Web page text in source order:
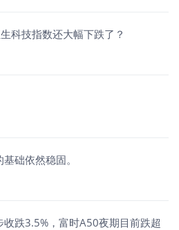
科技指数还大幅下跌了？
础依然稳固。
跌3.5%，富时A50夜期目前跌超